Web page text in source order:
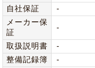
自社保証
-
メーカー保
証
-
取扱説明書
-
整備記録簿
-